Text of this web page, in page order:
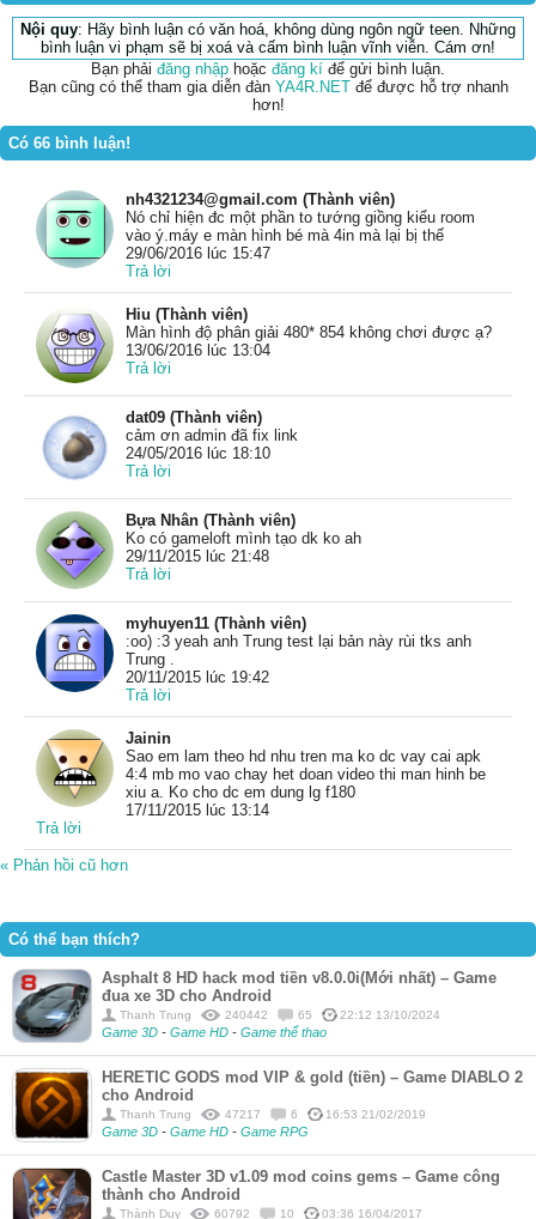
Nội quy: Hãy bình luận có văn hoá, không dùng ngôn ngữ teen. Những
bình luận vi phạm sẽ bị xoá và cấm bình luận vĩnh viễn. Cám ơn!
Bạn phải đăng nhập hoặc đăng kí để gửi bình luận.
Bạn cũng có thể tham gia diễn đàn YA4R.NETđể được hỗ trợ nhanh
hơn!
Có 66 bình luận!
nh4321234@gmail.com (Thành viên)
Nó chỉ hiện đc một phần to tướng giồng kiểu room
vào ý.máy e màn hình bé mà 4in mà lại bị thế
29/06/2016 lúc 15:47
Trả lời
Hiu (Thành viên)
Màn hình độ phân giải 480* 854 không chơi được ạ?
13/06/2016 lúc 13:04
Trả lời
dat09 (Thành viên)
cảm ơn admin đã fix link
24/05/2016 lúc 18:10
Trả lời
Bựa Nhân (Thành viên)
Ko có gameloft mình tạo dk ko ah
29/11/2015 lúc 21:48
Trả lời
myhuyen11 (Thành viên)
:oo) :3 yeah anh Trung test lại bản này rùi tks anh
Trung .
20/11/2015 lúc 19:42
Trả lời
Jainin
Sao em lam theo hd nhu tren ma ko dc vay cai apk
4:4 mb mo vao chay het doan video thi man hinh be
xiu a. Ko cho dc em dung lg f180
17/11/2015 lúc 13:14
Trả lời
« Phản hồi cũ hơn
Có thể bạn thích?
Asphalt 8 HD hack mod tiền v8.0.0i(Mới nhất) – Game
đua xe 3D cho Android
Thanh Trung 240442 65 22:12 13/10/2024
Game 3D - Game HD - Game thể thao
HERETIC GODS mod VIP & gold (tiền) – Game DIABLO 2
cho Android
Thanh Trung 47217 6 16:53 21/02/2019
Game 3D - Game HD - Game RPG
Castle Master 3D v1.09 mod coins gems – Game công
thành cho Android
Thành Duy 60792 10 03:36 16/04/2017